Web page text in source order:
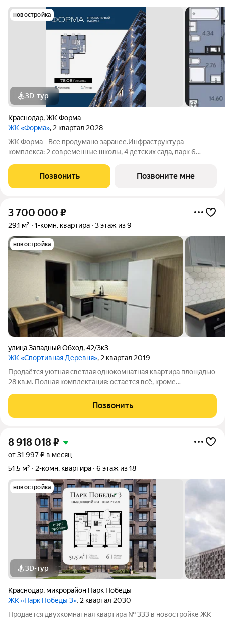
новостройка
3D-тур
Краснодар,ЖК Форма
ЖК «Форма», 2 квартал 2028
ЖК Форма - Все продумано заранее.Инфраструктура
комплекса: 2 современные школы, 4 детских сада, парк 6
залы, площадки для йоги, собственный пункт полиции.
Архитектурные решения дополнены
Позвонить Позвоните мне
3 700 000 ₽
29,1 м² 1-комн. квартира 3 этаж из 9
новостройка
улица Западный Обход,42/3к3
ЖК «Спортивная Деревня», 2 квартал 2019
Продаётся уютная светлая однокомнатная квартира площадью
28 кв.м. Полная комплектация: остается всё, кроме
сдавать в аренду. На районе есть всё необходимое в шаговой
доступности. Скоро будет
Позвонить
8 918 018₽
от 31 997 ₽ в месяц
51,5 м²
2-комн. квартира 6 этаж из 18
новостройка
3D-тур
Краснодар, микрорайон Парк Победы
ЖК «Парк Победы 3», 2 квартал 2030
Продается двухкомнатная квартира № 333 в новостройке ЖК